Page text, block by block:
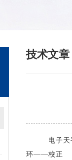
技术文章
电子
环——校 正